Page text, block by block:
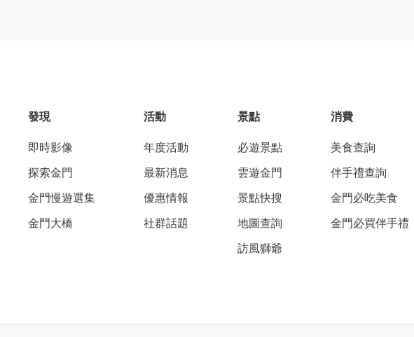
發現
即時影像
探索金門
金門慢遊選集
金門大橋
活動
年度活動
最新消息
優惠情報
社群話題
景點
必遊景點
雲遊金門
景點快搜
地圖查詢
訪風獅爺
消費
美食查詢
伴手禮查詢
金門必吃美食
金門必買伴手禮